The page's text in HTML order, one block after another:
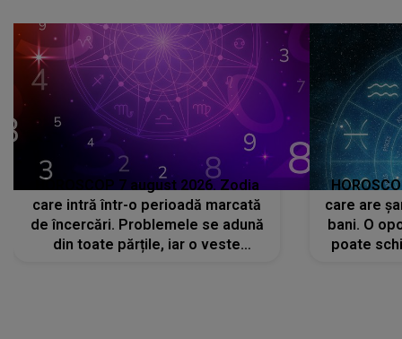
HOROSCOP 7 august 2026. Zodia
care intră într-o perioadă marcată
de încercări. Problemele se adună
din toate părțile, iar o veste
care are
bani. O
poate